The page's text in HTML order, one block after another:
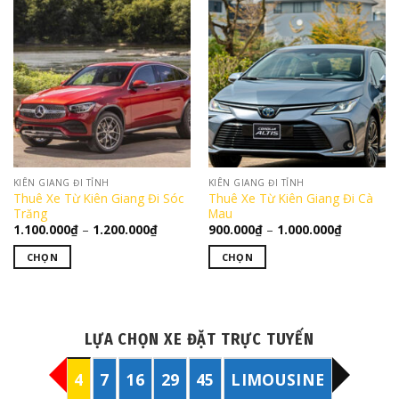
có
nhiều
biến
thể.
Các
tùy
chọn
có
thể
được
chọn
trên
trang
sản
có
nhiều
biến
thể.
Các
tùy
chọn
có
thể
được
chọn
trên
trang
sản
KIÊN GIANG ĐI TỈNH
Thuê Xe Từ Kiên Giang Đi Sóc
Trăng
1.100.000₫ – 1.200.000₫Khoảng
giá:
1.100.000₫
CHỌN
KIÊN GIANG ĐI TỈNH
Thuê Xe Từ Kiên Giang Đi Cà
Mau
900.000₫ – 1.000.000₫Khoảng
giá:
CHỌN
có
biến
thể.
LỰA CHỌN XE ĐẶT TRỰC TUYẾN
4 7 16 29 45 LIMOUSINE